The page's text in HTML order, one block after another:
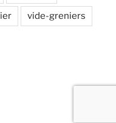
vide-greniers